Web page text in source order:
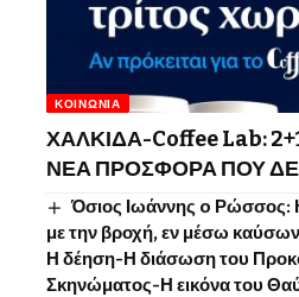
ΚΟΙΝΩΝΊΑ
ΧΑΛΚΙΔΑ-Coffee Lab:
ΝΕΑ ΠΡΟΣΦΟΡΑ ΠΟΥ
Όσιος Ιωάννης o Ρώσσος:
με την βροχή, εν μέσω
Η δέηση-Η διάσωση του
Σκηνώματος-Η εικόνα του